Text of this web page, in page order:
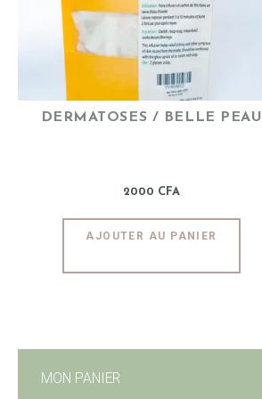
ENGLISH
DERMATOSES / BELLE PEAU
2000 CFA
AJOUTER AU PANIER
MON PANIER